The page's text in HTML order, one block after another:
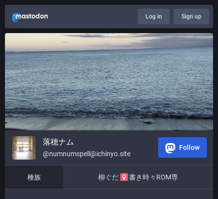
Log in Sign up
落穂ナム
@numnumspell@ichinyo.site
Follow
種族 柳ぐだ 書き時々ROM専